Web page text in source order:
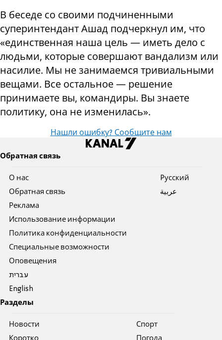
В беседе со своими подчиненными
суперинтендант Ашад подчеркнул им, что
«единственная наша цель — иметь дело с
людьми, которые совершают вандализм или
насилие. Мы не занимаемся тривиальными
вещами. Все остальное — решение
принимаете вы, командиры. Вы знаете
политику, она не изменилась».
Нашли ошибку? Сообщите нам
Обратная связь
О нас
Обратная связь
Реклама
Использование информации
Политика конфиденциальности
Специальные возможности
Оповещения
עברית
English
Pусский
عربية
Разделы
Новости
Коротко
Спорт
Погода